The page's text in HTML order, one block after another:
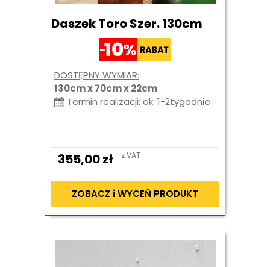
Daszek Toro Szer. 130cm
DOSTĘPNY WYMIAR:
130cm x 70cm x 22cm
Termin realizacji: ok. 1-2tygodnie
355,00zł z VAT
ZOBACZ i WYCEŃ PRODUKT